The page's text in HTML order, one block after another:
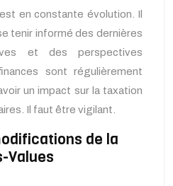
en constante évolution. Il
tenir informé des dernières
et des perspectives
sont régulièrement
un impact sur la taxation
Il faut être vigilant.
de la
Values